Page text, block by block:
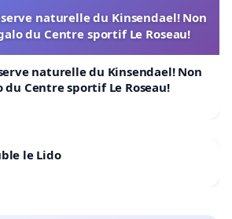
naturelle du Kinsendael! Non
du Centre sportif Le Roseau!
naturelle du Kinsendael! Non
Centre sportif Le Roseau!
le Lido